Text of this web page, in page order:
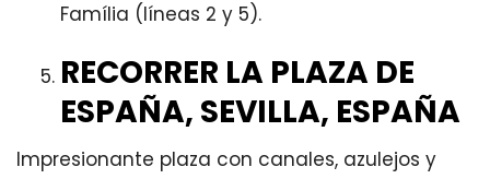
Família (líneas 2 y 5).
RECORRER LA PLAZA DE
ESPAÑA, SEVILLA, ESPAÑA
Impresionante plaza con canales, azulejos y